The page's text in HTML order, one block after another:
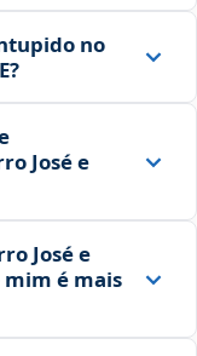
no
José e
José e
mim é mais